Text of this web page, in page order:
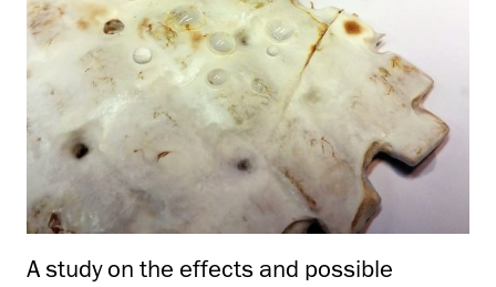
A study on the effects and possible